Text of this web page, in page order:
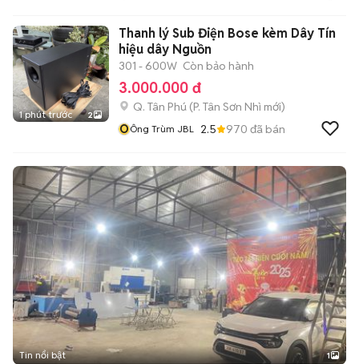
1 phút trước 2
Thanh lý Sub Điện Bose kèm Dây Tín
hiệu dây Nguồn
301 - 600W Còn bảo hành
3.000.000 đ
Q. Tân Phú (P. Tân Sơn Nhì mới)
ÔÔng Trùm JBL 2.5 970 đã bán
Tin nổi bật 1